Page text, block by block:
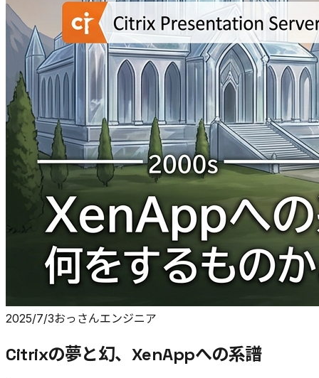
2025/7/3おっさんエンジニア
Citrixの夢と幻、XenAppへの系譜